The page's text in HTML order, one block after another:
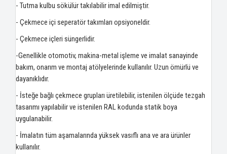
- Tutma kulbu sökülür takılabilir imal edilmiştir.
- Çekmece içi seperatör takımları opsiyoneldir.
- Çekmece içleri süngerlidir.
-Genellikle otomotiv, makina-metal işleme ve imalat sanayinde
bakım, onarım ve montaj atölyelerinde kullanılır. Uzun ömürlü ve
dayanıklıdır.
- İsteğe bağlı çekmece grupları üretilebilir, istenilen ölçüde tezgah
tasarımı yapılabilir ve istenilen RAL kodunda statik boya
uygulanabilir.
- İmalatın tüm aşamalarında yüksek vasıflı ana ve ara ürünler
kullanılır.